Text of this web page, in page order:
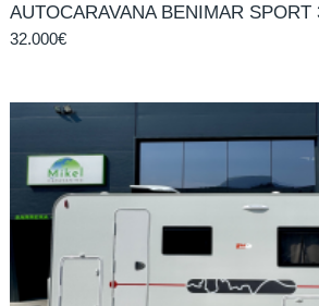
AUTOCARAVANA BENIMAR SPORT
32.000€